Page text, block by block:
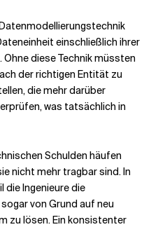
einschließlich ihrer
diese Technik müssten
der richtigen Entität zu
die mehr darüber
was tatsächlich in
Schulden häufen
nicht mehr tragbar sind. In
die Ingenieure die
von Grund auf neu
zu lösen. Ein konsistenter